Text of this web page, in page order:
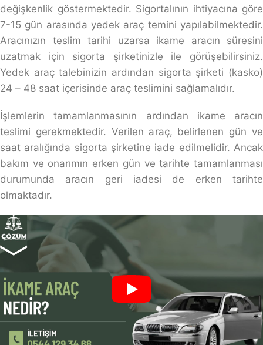
değişkenlik göstermektedir. Sigortalının ihtiyacına göre
7-15 gün arasında yedek araç temini yapılabilmektedir.
Aracınızın teslim tarihi uzarsa ikame aracın süresini
uzatmak için sigorta şirketinizle ile görüşebilirsiniz.
Yedek araç talebinizin ardından sigorta şirketi (kasko)
24 – 48 saat içerisinde araç teslimini sağlamalıdır.
İşlemlerin tamamlanmasının ardından ikame aracın
teslimi gerekmektedir. Verilen araç, belirlenen gün ve
saat aralığında sigorta şirketine iade edilmelidir. Ancak
bakım ve onarımın erken gün ve tarihte tamamlanması
durumunda aracın geri iadesi de erken tarihte
olmaktadır.